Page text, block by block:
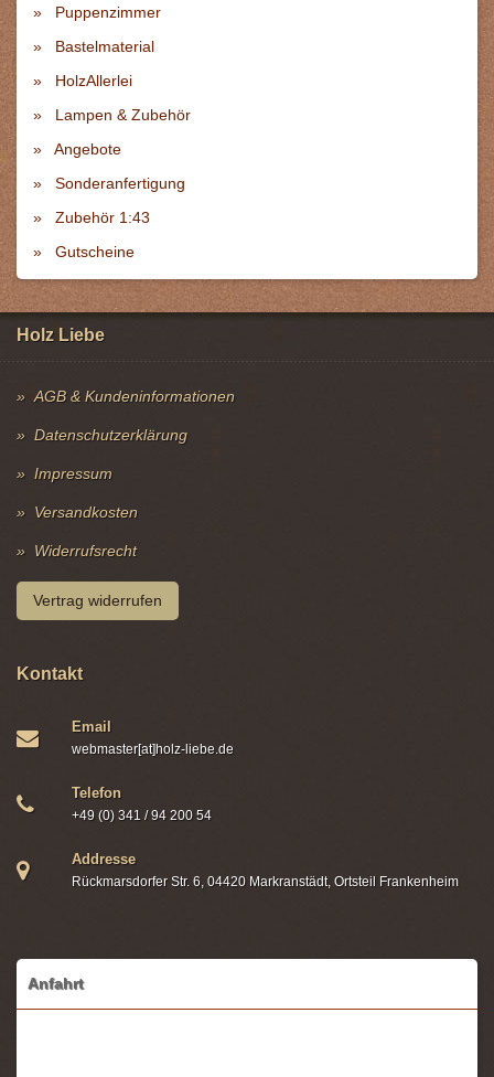
Puppenzimmer
Bastelmaterial
HolzAllerlei
Lampen & Zubehör
Angebote
Sonderanfertigung
Zubehör 1:43
Gutscheine
Holz Liebe
AGB & Kundeninformationen
Datenschutzerklärung
Impressum
Versandkosten
Widerrufsrecht
Vertrag widerrufen
Kontakt
Email
webmaster[at]holz-liebe.de
Telefon
+49 (0) 341 / 94 200 54
Addresse
Rückmarsdorfer Str. 6, 04420 Markranstädt, Ortsteil Frankenheim
Anfahrt